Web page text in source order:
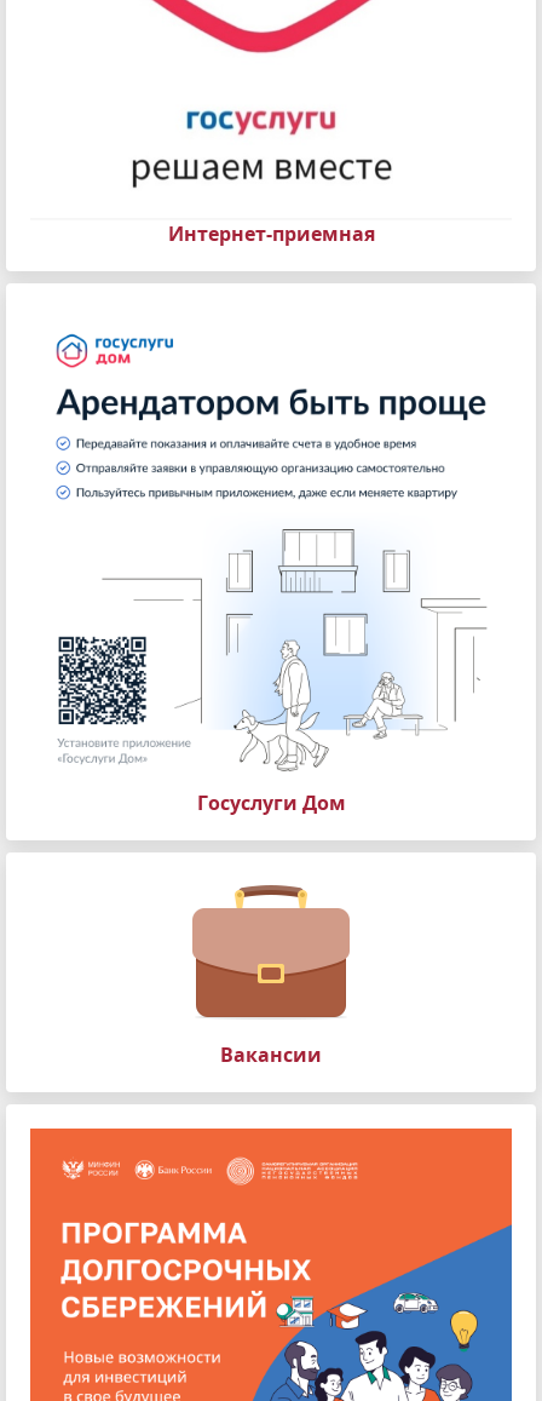
Интернет-приемная
Госуслуги Дом
Вакансии